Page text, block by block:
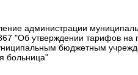
администрации
"Об утверждении тарифов на
бюджетным
больница"